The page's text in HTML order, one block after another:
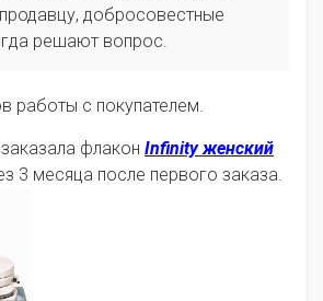
добросовестные
решают вопрос.
работы с покупателем.
флакон Infinity женский
3 месяца после первого заказа.